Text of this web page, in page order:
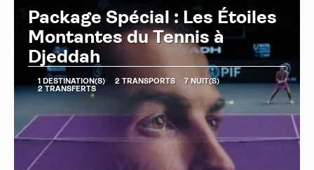
Package Spécial : Les Étoiles
Montantes du Tennis à
Djeddah
1 DESTINATION(S) 2 TRANSPORTS
7 NUIT(S)
2 TRANSFERTS